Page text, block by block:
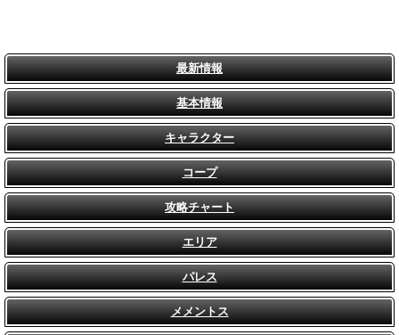
最新情報
基本情報
キャラクター
コープ
攻略チャート
エリア
パレス
メメントス